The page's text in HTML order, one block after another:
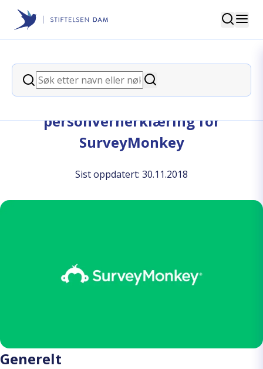
Stiftelsen Dam
Søk
Søk
Søk
back
Stiftelsen Dams
personvernerklæring for
SurveyMonkey
Sist oppdatert: 30.11.2018
Generelt